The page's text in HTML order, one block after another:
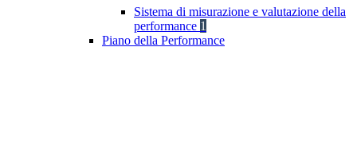
Sistema di misurazione e valutazione della
performance 1
Piano della Performance